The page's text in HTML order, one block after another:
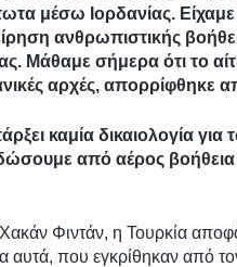
μέσω Ιορδανίας.
ανθρωπιστικής
Μάθαμε σήμερα ότι το
αρχές, απορρίφθηκε
καμία δικαιολογία για
από αέρος βοήθεια
Φιντάν, η Τουρκία
αυτά, που εγκρίθηκαν από